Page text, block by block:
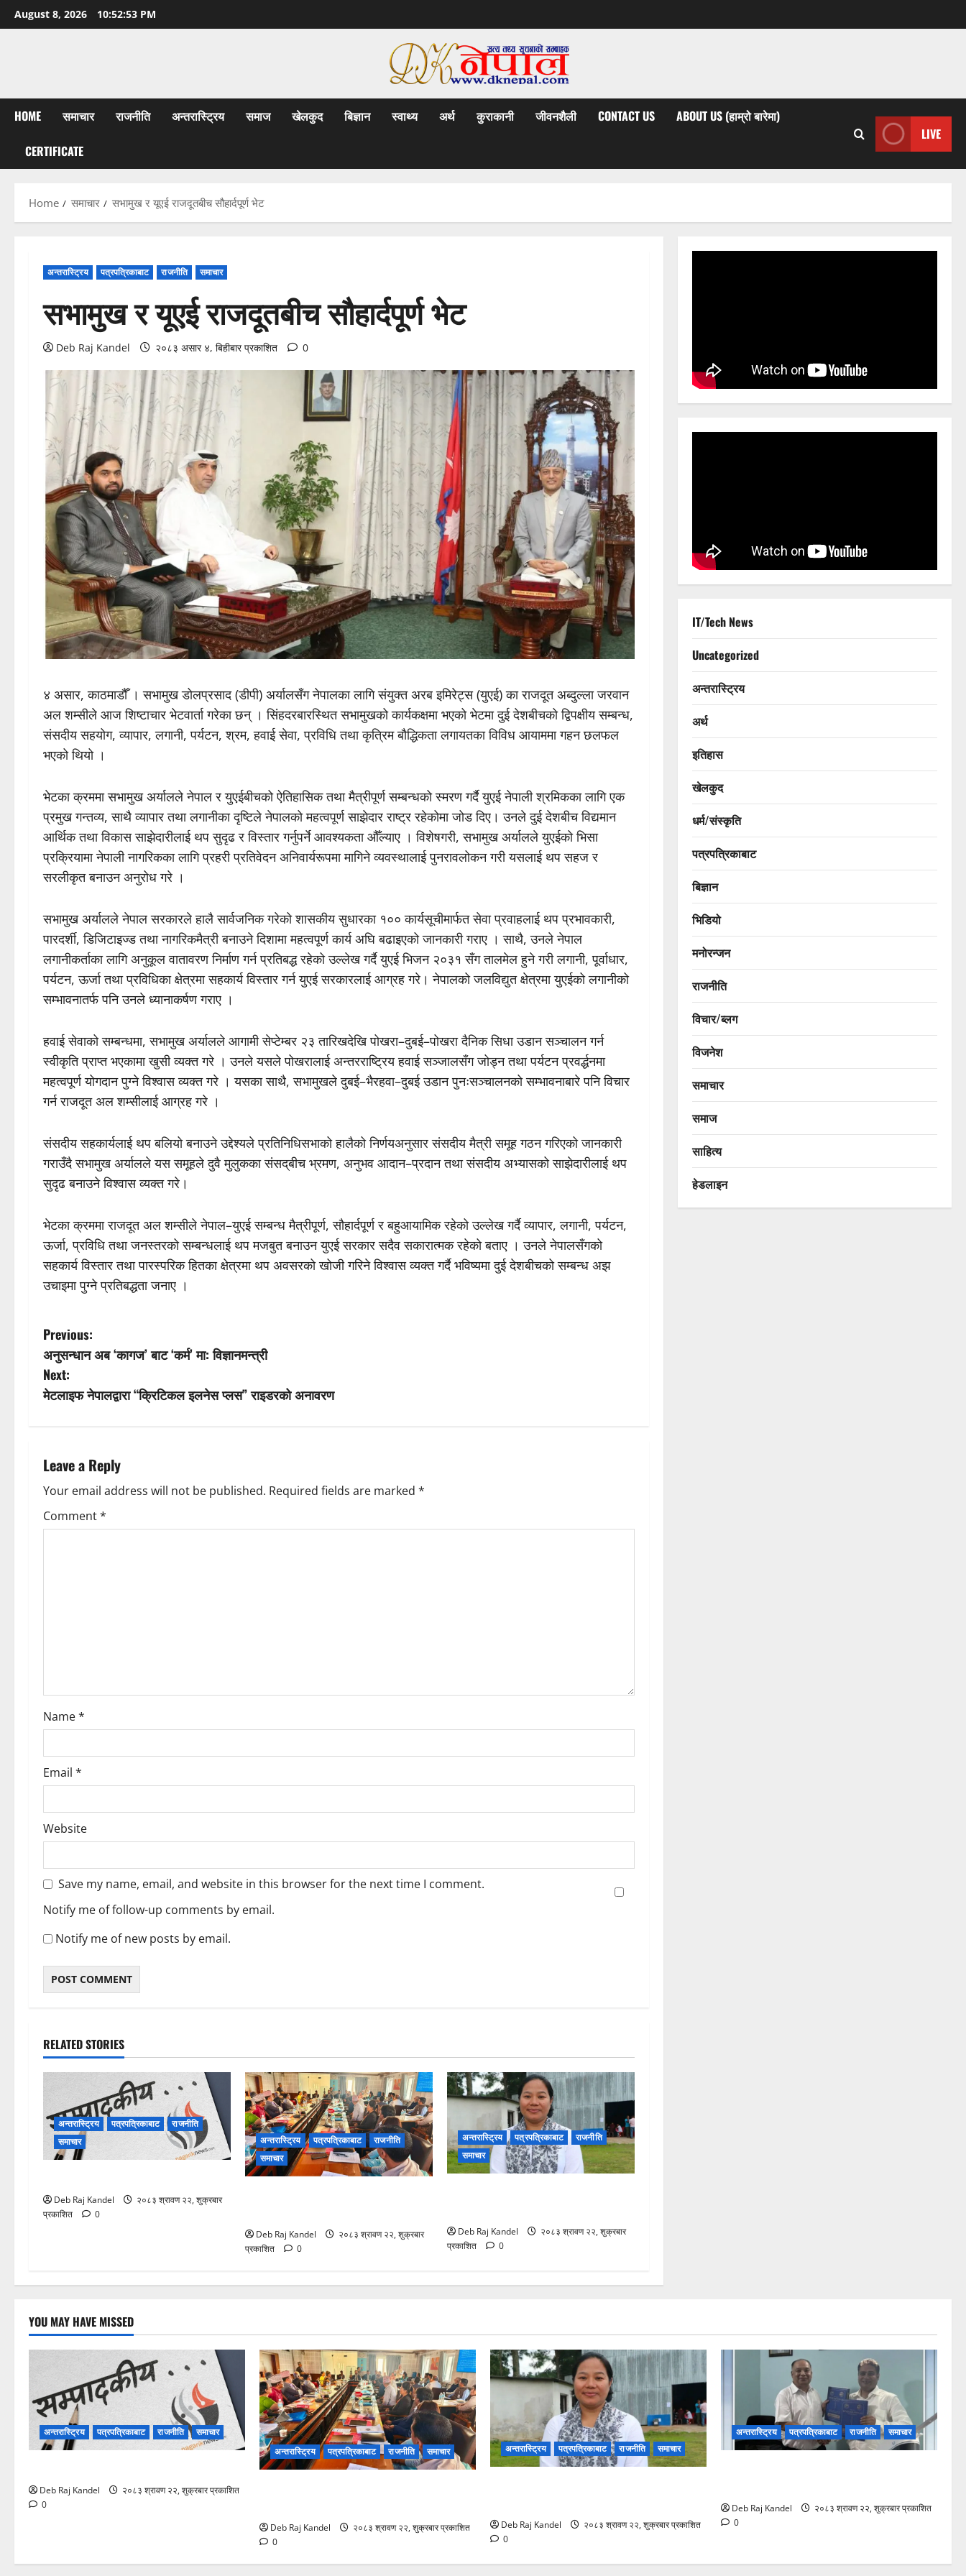
Skip
to
August 8, 2026 10:52:54 PM
HOME समाचार राजनीति अन्तरास्ट्रिय समाज खेलकुद बिज्ञान स्वाथ्य अर्थ कुराकानी जीवनशैली CONTACT US ABOUT US (हाम्रो बारेमा)
CERTIFICATE
LIVE
Home समाचार सभामुख र यूएई राजदूतबीच सौहार्दपूर्ण भेट
अन्तरास्ट्रिय पत्रपत्रिकाबाट राजनीति समाचार
सभामुख र यूएई राजदूतबीच सौहार्दपूर्ण भेट
Deb Raj Kandel २०८३ असार ४, बिहीबार प्रकाशित 0
४ असार, काठमाडौँ । सभामुख डोलप्रसाद (डीपी) अर्यालसँग नेपालका लागि संयुक्त अरब इमिरेट्स (युएई) का राजदूत अब्दुल्ला जरवान
अल शम्सीले आज शिष्टाचार भेटवार्ता गरेका छन् । सिंहदरबारस्थित सभामुखको कार्यकक्षमा भएको भेटमा दुई देशबीचको द्विपक्षीय सम्बन्ध,
संसदीय सहयोग, व्यापार, लगानी, पर्यटन, श्रम, हवाई सेवा, प्रविधि तथा कृत्रिम बौद्धिकता लगायतका विविध आयाममा गहन छलफल
भएको थियो ।
भेटका क्रममा सभामुख अर्यालले नेपाल र युएईबीचको ऐतिहासिक तथा मैत्रीपूर्ण सम्बन्धको स्मरण गर्दै युएई नेपाली श्रमिकका लागि एक
प्रमुख गन्तव्य, साथै व्यापार तथा लगानीका दृष्टिले नेपालको महत्वपूर्ण साझेदार राष्ट्र रहेकोमा जोड दिए। उनले दुई देशबीच विद्यमान
आर्थिक तथा विकास साझेदारीलाई थप सुदृढ र विस्तार गर्नुपर्ने आवश्यकता औँल्याए । विशेषगरी, सभामुख अर्यालले युएईको भिसा
प्रक्रियामा नेपाली नागरिकका लागि प्रहरी प्रतिवेदन अनिवार्यरूपमा मागिने व्यवस्थालाई पुनरावलोकन गरी यसलाई थप सहज र
सरलीकृत बनाउन अनुरोध गरे ।
सभामुख अर्यालले नेपाल सरकारले हालै सार्वजनिक गरेको शासकीय सुधारका १०० कार्यसूचीमार्फत सेवा प्रवाहलाई थप प्रभावकारी,
पारदर्शी, डिजिटाइज्ड तथा नागरिकमैत्री बनाउने दिशामा महत्वपूर्ण कार्य अघि बढाइएको जानकारी गराए । साथै, उनले नेपाल
लगानीकर्ताका लागि अनुकूल वातावरण निर्माण गर्न प्रतिबद्ध रहेको उल्लेख गर्दै युएई भिजन २०३१ सँग तालमेल हुने गरी लगानी, पूर्वाधार,
पर्यटन, ऊर्जा तथा प्रविधिका क्षेत्रमा सहकार्य विस्तार गर्न युएई सरकारलाई आग्रह गरे। नेपालको जलविद्युत क्षेत्रमा युएईको लगानीको
सम्भावनातर्फ पनि उनले ध्यानाकर्षण गराए ।
हवाई सेवाको सम्बन्धमा, सभामुख अर्यालले आगामी सेप्टेम्बर २३ तारिखदेखि पोखरा–दुबई–पोखरा दैनिक सिधा उडान सञ्चालन गर्न
स्वीकृति प्राप्त भएकामा खुसी व्यक्त गरे । उनले यसले पोखरालाई अन्तरराष्ट्रिय हवाई सञ्जालसँग जोड्न तथा पर्यटन प्रवर्द्धनमा
महत्वपूर्ण योगदान पुग्ने विश्वास व्यक्त गरे । यसका साथै, सभामुखले दुबई–भैरहवा–दुबई उडान पुनःसञ्चालनको सम्भावनाबारे पनि विचार
गर्न राजदूत अल शम्सीलाई आग्रह गरे ।
संसदीय सहकार्यलाई थप बलियो बनाउने उद्देश्यले प्रतिनिधिसभाको हालैको निर्णयअनुसार संसदीय मैत्री समूह गठन गरिएको जानकारी
गराउँदै सभामुख अर्यालले यस समूहले दुवै मुलुकका संसद्‌बीच भ्रमण, अनुभव आदान–प्रदान तथा संसदीय अभ्यासको साझेदारीलाई थप
सुदृढ बनाउने विश्वास व्यक्त गरे।
भेटका क्रममा राजदूत अल शम्सीले नेपाल–युएई सम्बन्ध मैत्रीपूर्ण, सौहार्दपूर्ण र बहुआयामिक रहेको उल्लेख गर्दै व्यापार, लगानी, पर्यटन,
ऊर्जा, प्रविधि तथा जनस्तरको सम्बन्धलाई थप मजबुत बनाउन युएई सरकार सदैव सकारात्मक रहेको बताए । उनले नेपालसँगको
सहकार्य विस्तार तथा पारस्परिक हितका क्षेत्रमा थप अवसरको खोजी गरिने विश्वास व्यक्त गर्दै भविष्यमा दुई देशबीचको सम्बन्ध अझ
उचाइमा पुग्ने प्रतिबद्धता जनाए ।
P
o
s
n
a
v
o
n
Previous:
अनुसन्धान अब ‘कागज’ बाट ‘कर्म’ मा: विज्ञानमन्त्री
Next:
मेटलाइफ नेपालद्वारा “क्रिटिकल इलनेस प्लस” राइडरको अनावरण
Leave a Reply
Your email address will not be published. Required fields are marked *
Comment*
Name*
Email *
Website
Save my name, email, and website in this browser for the next time I comment.
Notify me of follow-up comments by email.
Notify me of new posts by email.
RELATED STORIES
अन्तरास्ट्रिय पत्रपत्रिकाबाट
राजनीति
समाचार
Deb Raj Kandel
२०८३ श्रावण २२, शुक्रबार
प्रकाशित
0
अन्तरास्ट्रिय पत्रपत्रिकाबाट
राजनीति
समाचार
Deb Raj Kandel
२०८३ श्रावण २२, शुक्रबार
प्रकाशित
0
अन्तरास्ट्रिय पत्रपत्रिकाबाट
राजनीति
समाचार
Deb Raj Kandel
२०८३ श्रावण २२, शुक्रबार
प्रकाशित
0
IT/Tech News
Uncategorized
अन्तरास्ट्रिय
अर्थ
इतिहास
खेलकुद
धर्म/संस्कृति
पत्रपत्रिकाबाट
बिज्ञान
भिडियो
मनोरन्जन
राजनीति
विचार/ब्लग
विजनेश
समाचार
समाज
साहित्य
हेडलाइन
YOU MAY HAVE MISSED
अन्तरास्ट्रिय पत्रपत्रिकाबाट राजनीति समाचार
Deb Raj Kandel
२०८३ श्रावण २२, शुक्रबार प्रकाशित
0
अन्तरास्ट्रिय पत्रपत्रिकाबाट राजनीति समाचार
Deb Raj Kandel
२०८३ श्रावण २२, शुक्रबार प्रकाशित
0
अन्तरास्ट्रिय पत्रपत्रिकाबाट राजनीति समाचार
Deb Raj Kandel
२०८३ श्रावण २२, शुक्रबार प्रकाशित
0
अन्तरास्ट्रिय पत्रपत्रिकाबाट राजनीति समाचार
Deb Raj Kandel
२०८३ श्रावण २२, शुक्रबार प्रकाशित
0